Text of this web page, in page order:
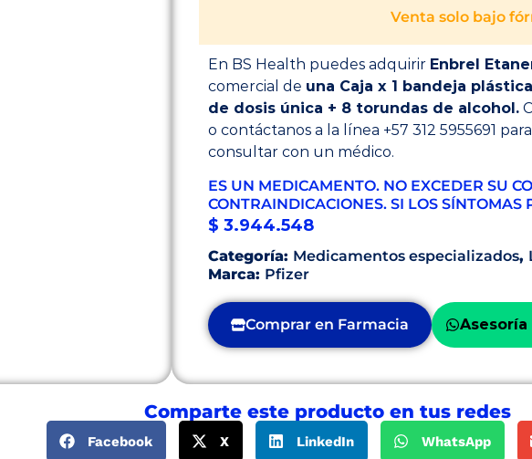
Venta solo bajo
En BS Health puedes adquirir Enbrel
comercial de una Caja x 1 bandeja
de dosis única + 8 torundas de alcohol.
o contáctanos a la línea +57 312 5955691
consultar con un médico.
ES UN MEDICAMENTO. NO EXCEDER SU
CONTRAINDICACIONES. SI LOS SÍNTOMAS
$ 3.944.548
Categoría: Medicamentos especializados,
Marca: Pfizer
Comprar en Farmacia
Comparte este producto en tus redes
Facebook X LinkedIn WhatsApp